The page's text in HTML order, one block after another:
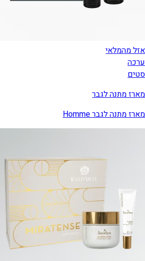
אזל מהמלאי
ערכה
סטים
מארז מתנה לגבר
מארז מתנה לגבר Homme